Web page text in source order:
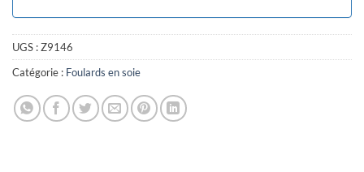
UGS :Z9146
Catégorie : Foulards en soie